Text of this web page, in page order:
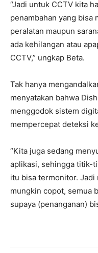
“Jadi untuk CCTV kita
penambahan yang bisa
peralatan maupun
ada kehilangan atau
CCTV,” ungkap Beta.
Tak hanya
menyatakan bahwa
menggodok sistem
mempercepat deteksi
“Kita juga sedang
aplikasi, sehingga titik-
itu bisa termonitor. Jadi
mungkin copot, semua
supaya (penanganan)